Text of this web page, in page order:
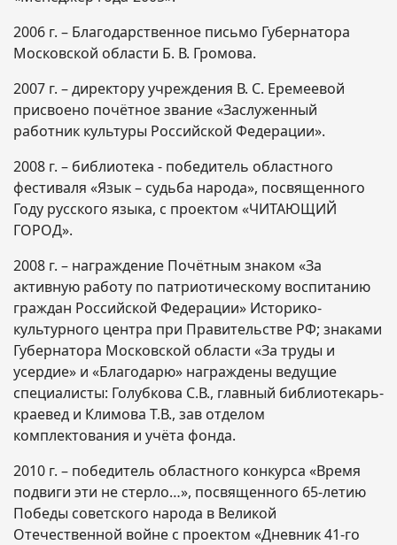
2006 г. – Благодарственное письмо Губернатора
Московской области Б. В. Громова.
2007 г. – директору учреждения В. С. Еремеевой
присвоено почётное звание «Заслуженный
работник культуры Российской Федерации».
2008 г. – библиотека - победитель областного
фестиваля «Язык – судьба народа», посвященного
Году русского языка, с проектом «ЧИТАЮЩИЙ
ГОРОД».
2008 г. – награждение Почётным знаком «За
активную работу по патриотическому воспитанию
граждан Российской Федерации» Историко-
культурного центра при Правительстве РФ; знаками
Губернатора Московской области «За труды и
усердие» и «Благодарю» награждены ведущие
специалисты: Голубкова С.В., главный библиотекарь-
краевед и Климова Т.В., зав отделом
комплектования и учёта фонда.
2010 г. – победитель областного конкурса «Время
подвиги эти не стерло…», посвященного 65-летию
Победы советского народа в Великой
Отечественной войне с проектом «Дневник 41-го